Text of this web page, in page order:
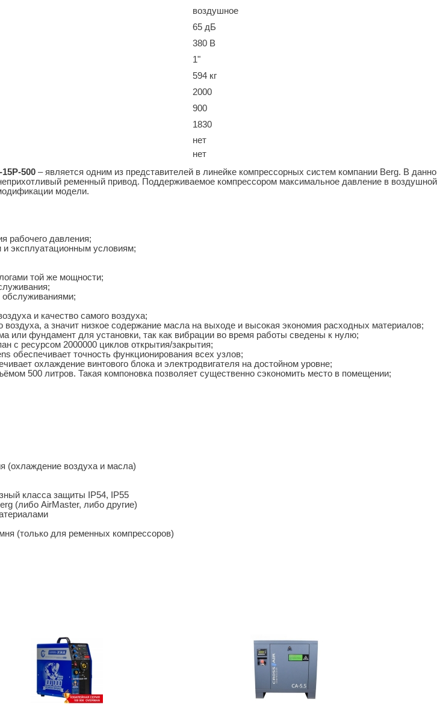
воздушное
65 дБ
380 В
1"
594 кг
2000
900
1830
нет
нет
500 – является одним из представителей в линейке компрессорных систем компании Berg. В
ременный привод. Поддерживаемое компрессором максимальное давление в
модели.
рабочего давления;
и эксплуатационным условиям;
той же мощности;
и качество самого воздуха;
воздуха, а значит низкое содержание масла на выходе и высокая экономия расходных материалов;
или фундамент для установки, так как вибрации во время работы сведены к нулю;
с ресурсом 2000000 циклов открытия/закрытия;
обеспечивает точность функционирования всех узлов;
охлаждение винтового блока и электродвигателя на достойном уровне;
500 литров. Такая компоновка позволяет существенно сэкономить место в помещении;
(охлаждение воздуха и масла)
класса защиты IP54, IP55
(либо AirMaster, либо другие)
(только для ременных компрессоров)